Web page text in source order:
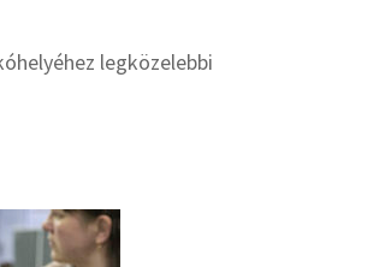
legközelebbi